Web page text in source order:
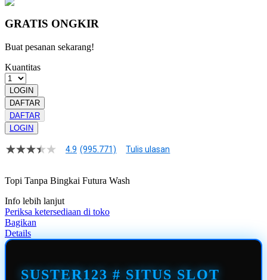
GRATIS ONGKIR
Buat pesanan sekarang!
Kuantitas
LOGIN
DAFTAR
DAFTAR
LOGIN
4.9
bintang,
rating
rata-
rata.
Read
13
Reviews.
halaman
yang
4.9 (995.771) Tulis ulasan
Topi Tanpa Bingkai Futura Wash
Info lebih lanjut
Periksa ketersediaan di toko
Bagikan
Details
SUSTER123 # SITUS SLOT